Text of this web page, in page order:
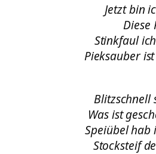
Jetzt bin
Diese
Stinkfaul
Pieksauber
Blitzschnell
Was ist
Speiübel hab
Stocksteif